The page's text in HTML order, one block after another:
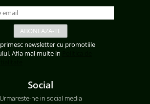
newsletter cu promotiile
Afla mai multe in
Social
Urmareste-ne in social media